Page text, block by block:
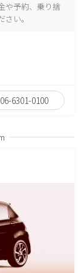
や予約、乗り捨
い。
06-6301-0100